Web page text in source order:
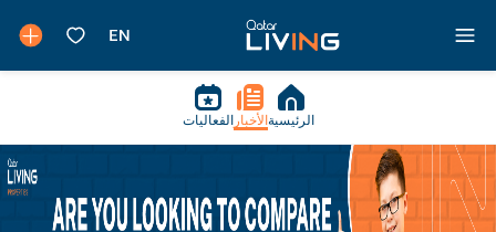
الرئيسية الأخبار الفعاليات